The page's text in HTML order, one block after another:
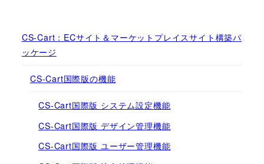
CS-Cart：ECサイト＆マーケットプレイスサイト構築パ
ッケージ
CS-Cart国際版の機能
CS-Cart国際版 システム設定機能
CS-Cart国際版 デザイン管理機能
CS-Cart国際版 ユーザー管理機能